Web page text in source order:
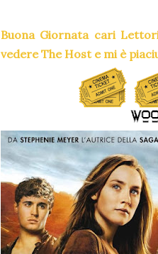
Buona Giornata cari
vedere The Host e mi è